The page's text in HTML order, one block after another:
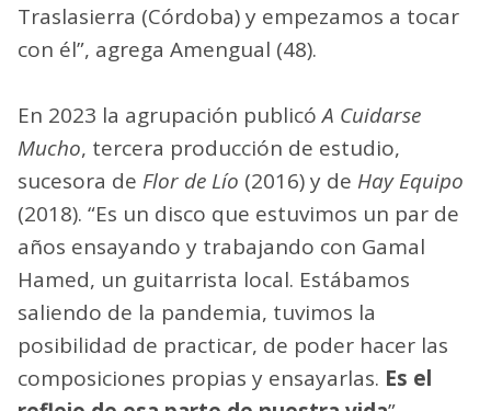
Traslasierra (Córdoba) y empezamos a tocar
con él”, agrega Amengual (48).
En 2023 la agrupación publicóA Cuidarse
Mucho, tercera producción de estudio,
sucesora de Flor de Lío (2016) y de Hay Equipo
(2018). “Es un disco que estuvimos un par de
años ensayando y trabajando con Gamal
Hamed, un guitarrista local. Estábamos
saliendo de la pandemia, tuvimos la
posibilidad de practicar, de poder hacer las
composiciones propias y ensayarlas. Es el